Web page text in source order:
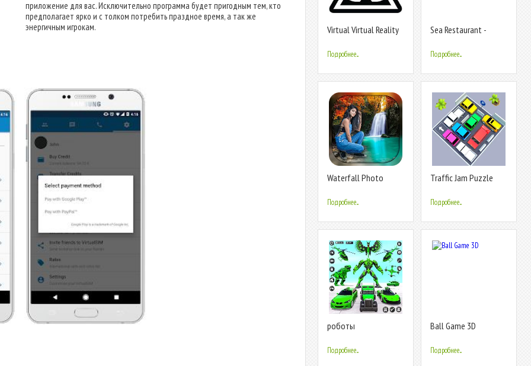
приложение для вас. Исключительно программа будет пригодным тем, кто
предполагает ярко и с толком потребить праздное время, а так же
энергичным игрокам.
Virtual Virtual Reality
Подробнее...
Sea Restaurant -
Подробнее...
Waterfall Photo
Подробнее...
Traffic Jam Puzzle
Подробнее...
роботы
летающего
Подробнее...
Ball Game 3D
Подробнее...